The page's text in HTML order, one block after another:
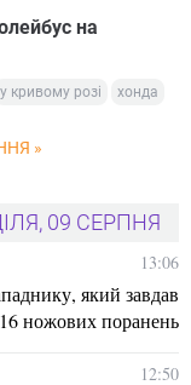
на
у кривому розі хонда
»
09 СЕРПНЯ
13:06
який завдав
ножових поранень
12:50